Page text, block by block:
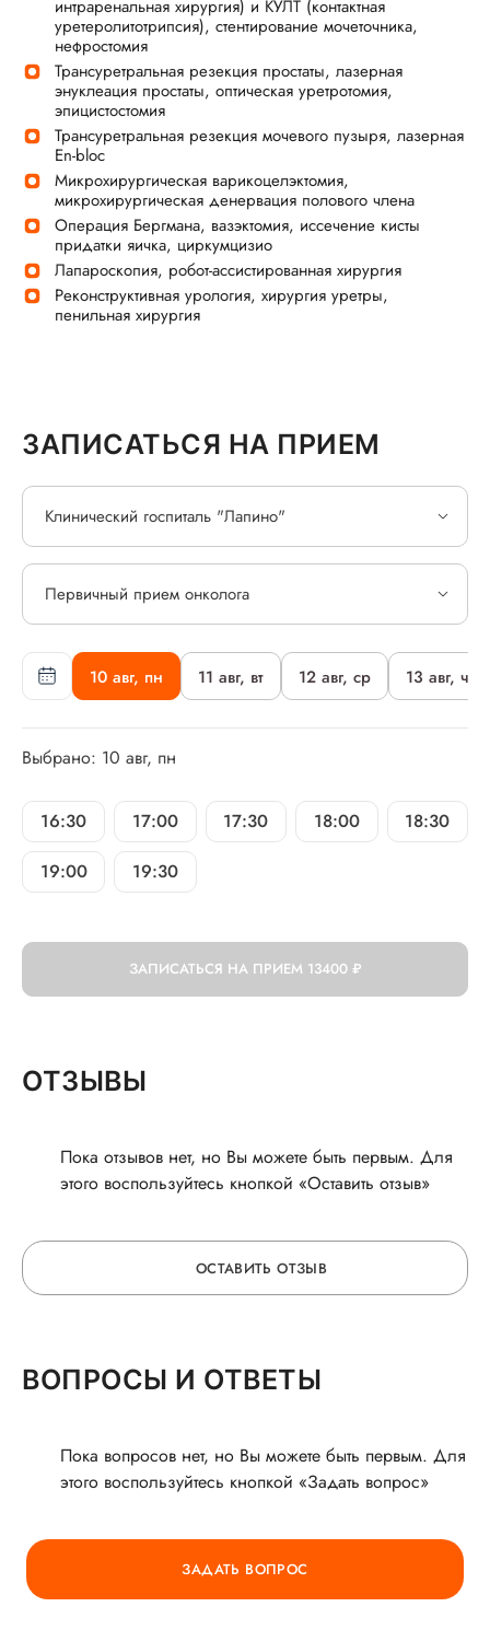
интраренальная хирургия) и КУЛТ (контактная
уретеролитотрипсия), стентирование мочеточника,
нефростомия
Трансуретральная резекция простаты, лазерная
энуклеация простаты, оптическая уретротомия,
эпицистостомия
Трансуретральная резекция мочевого пузыря, лазерная
En-bloc
Микрохирургическая варикоцелэктомия,
микрохирургическая денервация полового члена
Операция Бергмана, вазэктомия, иссечение кисты
придатки яичка, циркумцизио
Лапароскопия, робот-ассистированная хирургия
Реконструктивная урология, хирургия уретры,
пенильная хирургия
ЗАПИСАТЬСЯ НА ПРИЕМ
10 авг, пн 11 авг, вт 12 авг, ср 13 авг, чт
Выбрано: 10 авг, пн
16:30 17:00 17:30 18:00
18:30
19:00
19:30
Клинический госпиталь "Лапино"
Первичный прием онколога
ЗАПИСАТЬСЯ НА ПРИЕМ 13400 ₽
ОТЗЫВЫ
Пока отзывов нет, но Вы можете быть первым. Для
этого воспользуйтесь кнопкой «Оставить отзыв»
ОСТАВИТЬ ОТЗЫВ
ГОРЯЧАЯ ЛИНИЯ КАЧЕСТВА
ВОПРОСЫ И ОТВЕТЫ
Пока вопросов нет, но Вы можете быть первым. Для
этого воспользуйтесь кнопкой «Задать вопрос»
ЗАДАТЬ ВОПРОС